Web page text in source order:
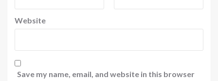
Website
Save my name, email, and website in this browser